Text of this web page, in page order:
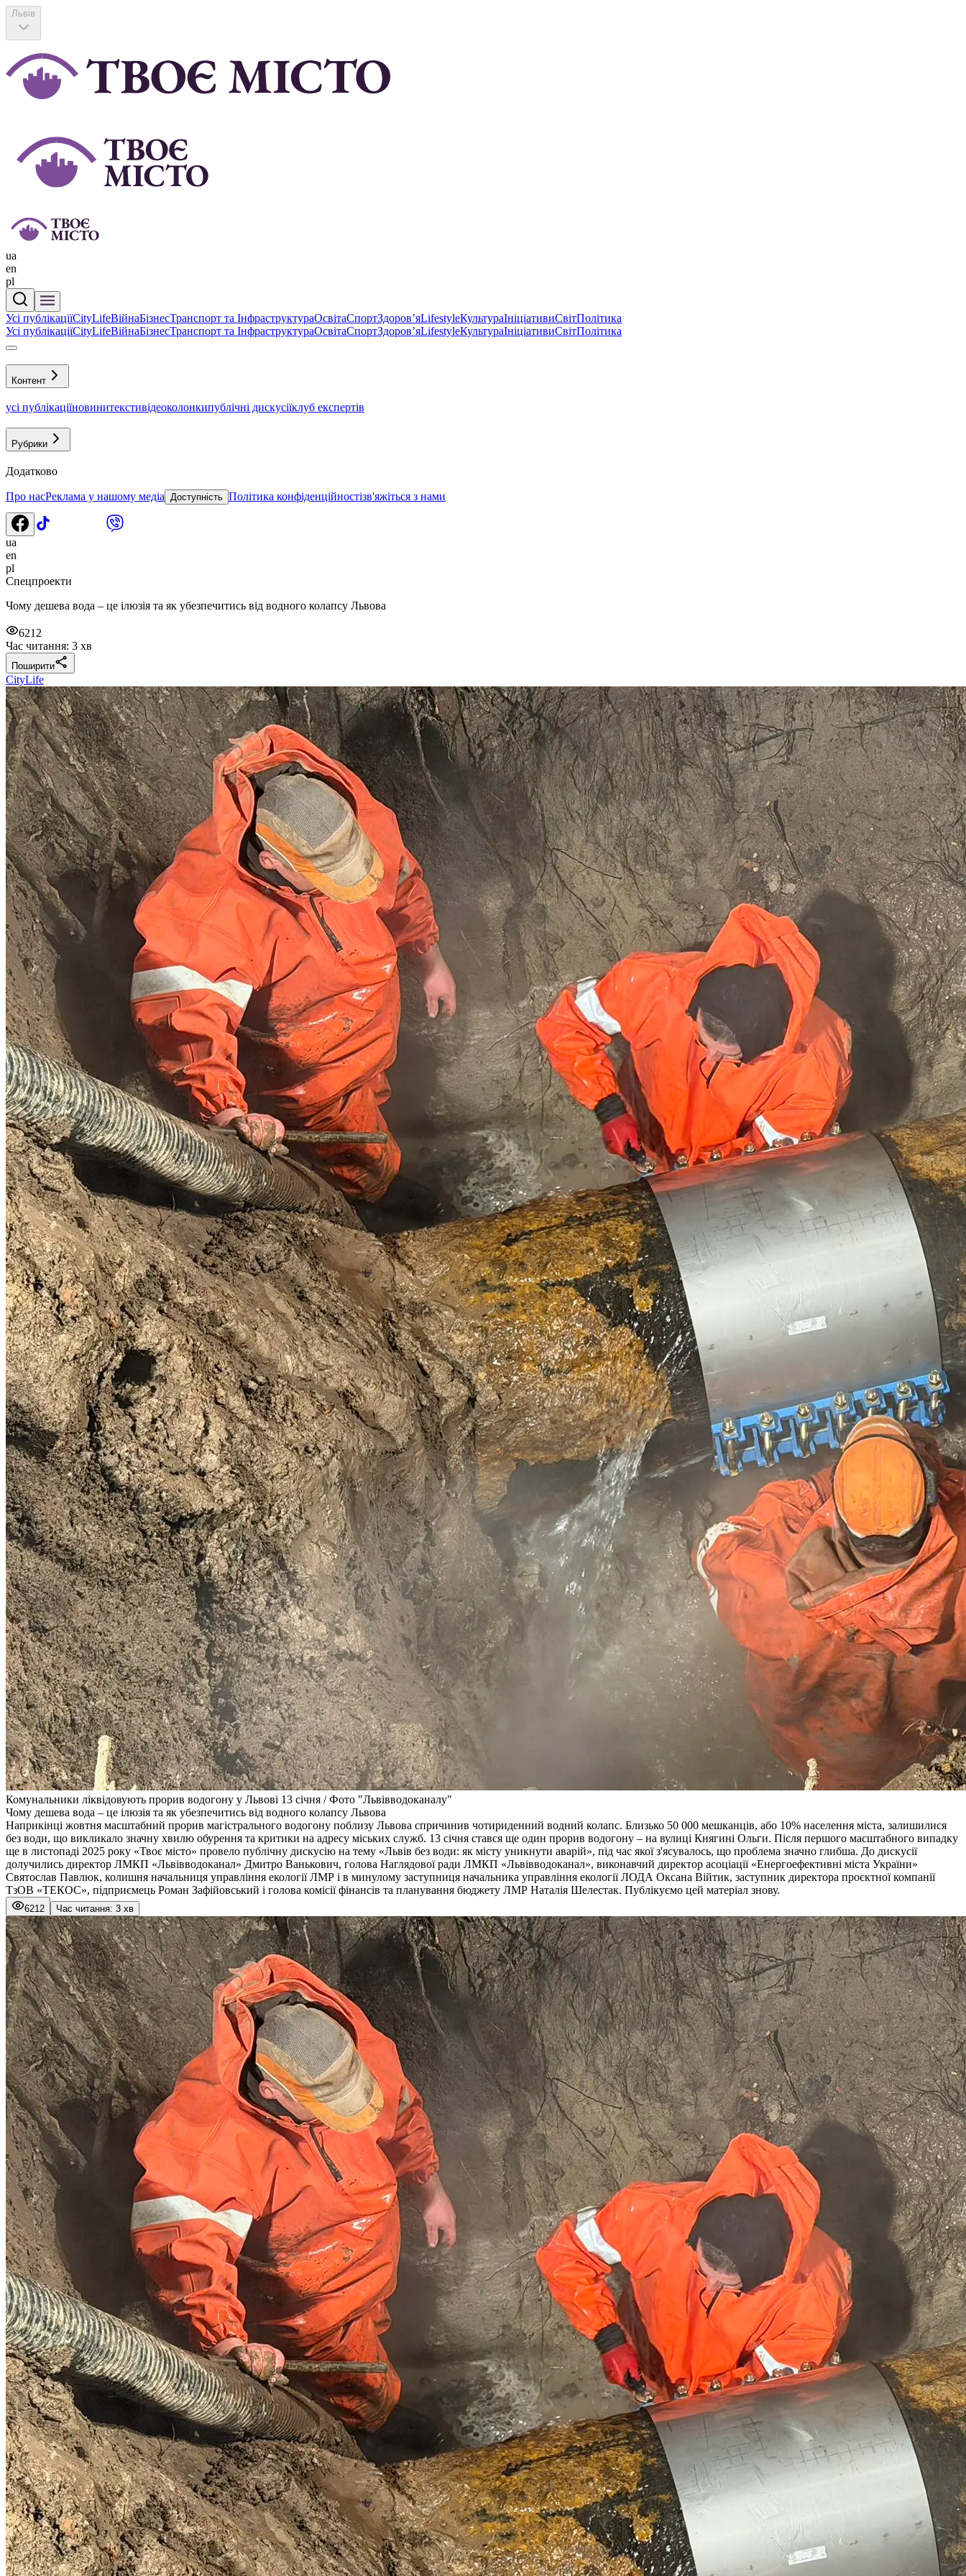
Львів
ua
en
pl
Усі публікаціїCityLifeВійнаБізнесТранспорт та ІнфраструктураОсвітаСпортЗдоровʼяLifestyleКультураІніціативиСвітПолітика
Усі публікаціїCityLifeВійнаБізнесТранспорт та ІнфраструктураОсвітаСпортЗдоровʼяLifestyleКультураІніціативиСвітПолітика
Контент
усі публікаціїновинитекстивідеоколонкипублічні дискусіїклуб експертів
Рубрики
Додатково
Про насРеклама у нашому медіа Доступність Політика конфіденційностізв'яжіться з нами
ua
en
pl
Спецпроекти
Чому дешева вода – це ілюзія та як убезпечитись від водного колапсу Львова
6212
Час читання: 3 хв
Поширити
CityLife
Комунальники ліквідовують прорив водогону у Львові 13 січня / Фото "Львівводоканалу"
Чому дешева вода – це ілюзія та як убезпечитись від водного колапсу Львова
Наприкінці жовтня масштабний прорив магістрального водогону поблизу Львова спричинив чотириденний водний колапс. Близько 50 000 мешканців, або 10% населення міста, залишилися
без води, що викликало значну хвилю обурення та критики на адресу міських служб. 13 січня стався ще один прорив водогону – на вулиці Княгині Ольги. Після першого масштабного випадку
ще в листопаді 2025 року «Твоє місто» провело публічну дискусію на тему «Львів без води: як місту уникнути аварій», під час якої з'ясувалось, що проблема значно глибша. До дискусії
долучились директор ЛМКП «Львівводоканал» Дмитро Ванькович, голова Наглядової ради ЛМКП «Львівводоканал», виконавчий директор асоціації «Енергоефективні міста України»
Святослав Павлюк, колишня начальниця управління екології ЛМР і в минулому заступниця начальника управління екології ЛОДА Оксана Війтик, заступник директора проєктної компанії
ТзОВ «ТЕКОС», підприємець Роман Зафійовський і голова комісії фінансів та планування бюджету ЛМР Наталія Шелестак. Публікуємо цей матеріал знову.
6212 Час читання: 3 хв